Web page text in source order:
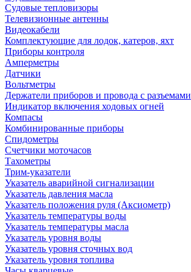
Cудовые тепловизоры
Телевизионные антенны
Видеокабели
Комплектующие для лодок, катеров, яхт
Приборы контроля
Амперметры
Датчики
Вольтметры
Держатели приборов и провода с разъемами
Индикатор включения ходовых огней
Компасы
Комбинированные приборы
Спидометры
Счетчики моточасов
Тахометры
Трим-указатели
Указатель аварийной сигнализации
Указатель давления масла
Указатель положения руля (Аксиометр)
Указатель температуры воды
Указатель температуры масла
Указатель уровня воды
Указатель уровня сточных вод
Указатель уровня топлива